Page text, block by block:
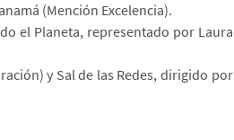
(Mención Excelencia).
el Planeta, representado por Laura
y Sal de las Redes, dirigido por